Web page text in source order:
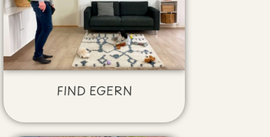
FIND EGERN